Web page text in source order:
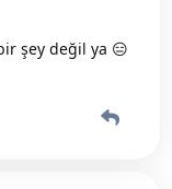
şey değil ya 😑